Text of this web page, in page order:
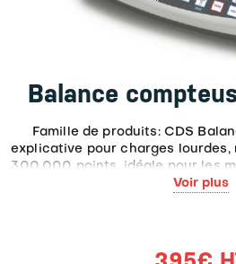
Balance
Famille de produits: CDS
explicative pour charges
300.000 points, idéale pour les
applicationsVoir plus